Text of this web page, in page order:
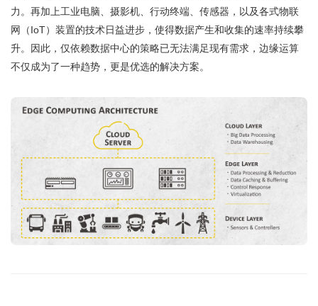
力。再加上工业电脑、摄影机、行动终端、传感器，以及各式物联
网（IoT）装置的技术日益进步，使得数据产生和收集的速率持续攀
升。因此，仅依赖数据中心的策略已无法满足现有需求，边缘运算
不仅成为了一种趋势，更是优选的解决方案。